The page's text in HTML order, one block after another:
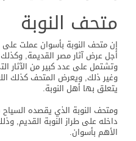
متحف النوبة
إن متحف النوبة بأسوان عملت
أجل عرض آثار مصر القديمة, وكذلك
وتشتمل على عدد كبير من الآثار
وغير ذلك, ويعرض المتحف كذلك
يتعلق بها أهل النوبة.
ومتحف النوبة الذي يقصده
داخله على طراز النوبة القديم,
الأهم بأسوان.